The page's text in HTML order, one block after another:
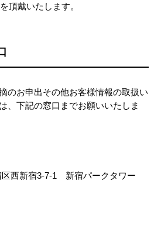
頂戴いたします。
のお申出その他お客様情報の取扱い
、下記の窓口までお願いいたしま
区西新宿3-7-1 新宿パークタワー